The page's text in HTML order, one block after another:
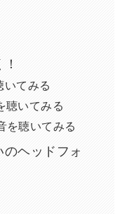
てみる
聴いてみる
を聴いてみる
ヘッドフォ